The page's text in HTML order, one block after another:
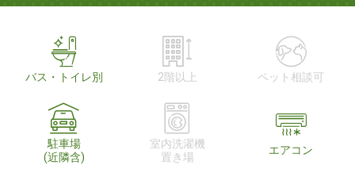
バス・トイレ別 2階以上 ペット相談可
駐車場
(近隣含)
室内洗濯機
置き場
エアコン